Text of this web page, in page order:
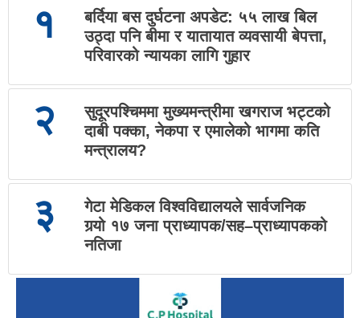
१
बर्दिया बस दुर्घटना अपडेट: ५५ लाख बिल
उठ्दा पनि बीमा र यातायात व्यवसायी बेपत्ता,
परिवारको न्यायका लागि गुहार
२
सुदूरपश्चिममा मुख्यमन्त्रीमा खगराज भट्टको
दाबी पक्का, नेकपा र एमालेको भागमा कति
मन्त्रालय?
३
गेटा मेडिकल विश्वविद्यालयले सार्वजनिक
गर्‍यो १७ जना प्राध्यापक/सह–प्राध्यापकको
नतिजा